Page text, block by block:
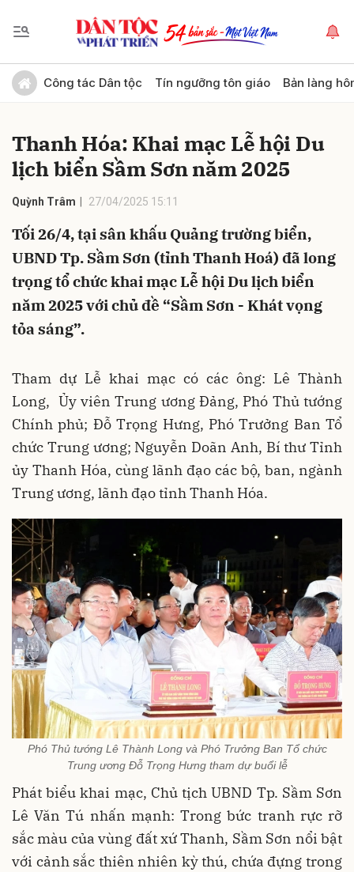
Công tác Dân tộc Tín ngưỡng tôn giáo Bản làng
Thanh Hóa: Khai mạc Lễ hội Du
lịch biển Sầm Sơn năm 2025
Quỳnh Trâm 27/04/2025 15:11
Tối 26/4, tại sân khấu Quảng trường biển,
UBND Tp. Sầm Sơn (tỉnh Thanh Hoá) đã long
trọng tổ chức khai mạc Lễ hội Du lịch biển
năm 2025 với chủ đề “Sầm Sơn - Khát vọng
tỏa sáng”.
Tham dự Lễ khai mạc có các ông: Lê Thành
Long, Ủy viên Trung ương Đảng, Phó Thủ tướng
Chính phủ; Đỗ Trọng Hưng, Phó Trưởng Ban Tổ
chức Trung ương; Nguyễn Doãn Anh, Bí thư Tỉnh
ủy Thanh Hóa, cùng lãnh đạo các bộ, ban, ngành
Trung ương, lãnh đạo tỉnh Thanh Hóa.
Phó Thủ tướng Lê Thành Long và Phó Trưởng Ban Tổ chức
Trung ương Đỗ Trọng Hưng tham dự buổi lễ
Phát biểu khai mạc, Chủ tịch UBND Tp. Sầm Sơn
Lê Văn Tú nhấn mạnh: Trong bức tranh rực rỡ
sắc màu của vùng đất xứ Thanh, Sầm Sơn nổi bật
với cảnh sắc thiên nhiên kỳ thú, chứa đựng trong
Gửi bình luận
Hủy Gửi